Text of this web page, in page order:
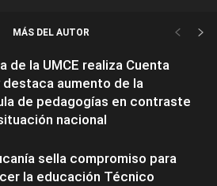
MÁS DEL AUTOR
de la UMCE realiza Cuenta
destaca aumento de la
de pedagogías en contraste
nacional
sella compromiso para
la educación Técnico